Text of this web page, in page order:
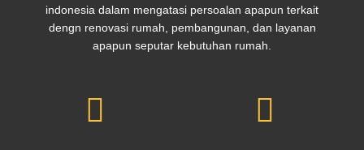
indonesia dalam mengatasi persoalan apapun terkait
dengn renovasi rumah, pembangunan, dan layanan
apapun seputar kebutuhan rumah.